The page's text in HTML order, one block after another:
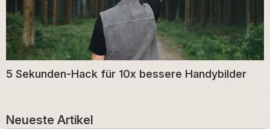
5 Sekunden-Hack für 10x bessere Handybilder
Neueste Artikel